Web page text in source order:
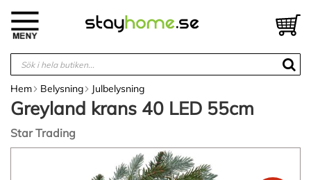
innehållet
Hem Belysning Julbelysning
Greyland krans 40 LED 55cm
Star Trading